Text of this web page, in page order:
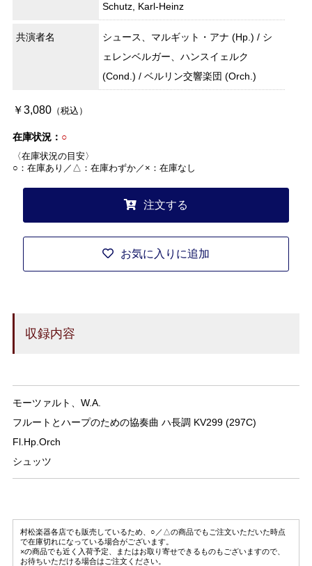
Schutz, Karl-Heinz
共演者名
シュース、マルギット・アナ (Hp.) / シ
ェレンベルガー、ハンスイェルク
(Cond.) / ベルリン交響楽団 (Orch.)
￥3,080（税込）
在庫状況： ○
〈在庫状況の目安〉
○：在庫あり／△：在庫わずか／×：在庫なし
注文する
お気に入りに追加
収録内容
モーツァルト、W.A.
フルートとハープのための協奏曲 ハ長調 KV299 (297C)
Fl.Hp.Orch
シュッツ
村松楽器各店でも販売しているため、○／△の商品でもご注文いただいた時点
で在庫切れになっている場合がございます。
×の商品でも近く入荷予定、またはお取り寄せできるものもございますので、
お待ちいただける場合はご注文ください。